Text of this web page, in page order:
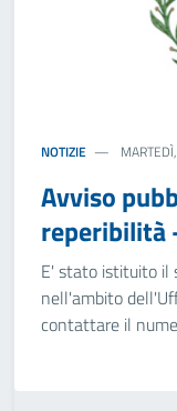
NOTIZIE
Avviso
reperibilità
E' stato istituito il
nell'ambito
contattare il